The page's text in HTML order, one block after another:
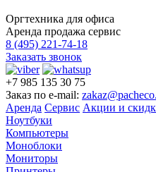
Оргтехника для офиса
Аренда продажа сервис
8 (495) 221-74-18
Заказать звонок
+7 985 135 30 75
Заказ по e-mail:
Аренда Сервис Акции и
Ноутбуки
Компьютеры
Моноблоки
Мониторы